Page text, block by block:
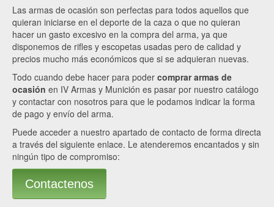
Las armas de ocasión son perfectas para todos aquellos que
quieran iniciarse en el deporte de la caza o que no quieran
hacer un gasto excesivo en la compra del arma, ya que
disponemos de rifles y escopetas usadas pero de calidad y
precios mucho más económicos que si se adquieran nuevas.
Todo cuando debe hacer para poder comprar armas de
ocasión en IV Armas y Munición es pasar por nuestro catálogo
y contactar con nosotros para que le podamos indicar la forma
de pago y envío del arma.
Puede acceder a nuestro apartado de contacto de forma directa
a través del siguiente enlace. Le atenderemos encantados y sin
ningún tipo de compromiso:
Contactenos